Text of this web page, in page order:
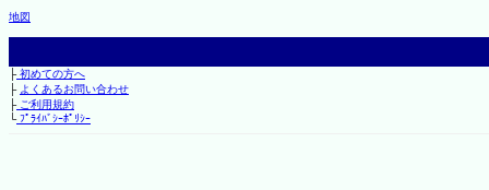
地図
├初めての方へ
├ よくあるお問い合わせ
├ご利用規約
└ﾌﾟﾗｲﾊﾞｼｰﾎﾟﾘｼｰ